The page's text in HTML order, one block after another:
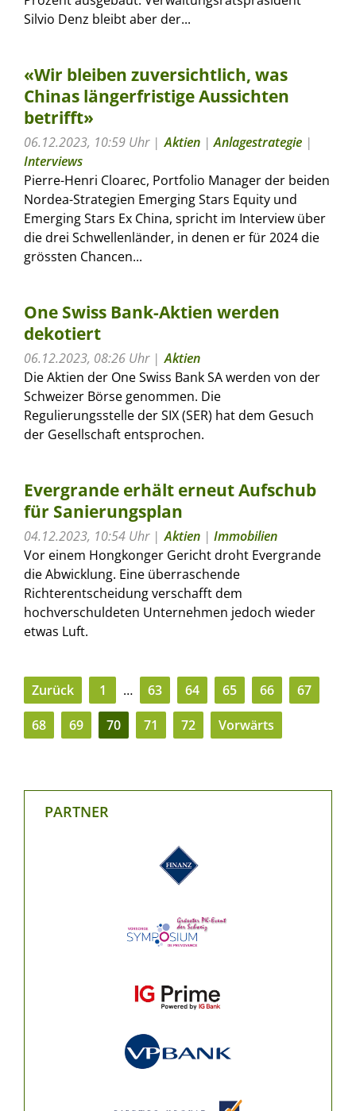
Silvio Denz bleibt aber der...
«Wir bleiben zuversichtlich, was
Chinas längerfristige Aussichten
betrifft»
06.12.2023, 10:59 Uhr Aktien |Anlagestrategie |
Interviews
Pierre-Henri Cloarec, Portfolio Manager der beiden
Nordea-Strategien Emerging Stars Equity und
Emerging Stars Ex China, spricht im Interview über
die drei Schwellenländer, in denen er für 2024 die
grössten Chancen...
One Swiss Bank-Aktien werden
dekotiert
06.12.2023, 08:26 Uhr
Aktien
Die Aktien der One Swiss Bank SA werden von der
Schweizer Börse genommen. Die
Regulierungsstelle der SIX (SER) hat dem Gesuch
der Gesellschaft entsprochen.
Evergrande erhält erneut Aufschub
für Sanierungsplan
04.12.2023, 10:54 Uhr Aktien | Immobilien
Vor einem Hongkonger Gericht droht Evergrande
die Abwicklung. Eine überraschende
Richterentscheidung verschafft dem
hochverschuldeten Unternehmen jedoch wieder
etwas Luft.
Zurück 1 … 63 64 65 66
67
68
69 70 71 72 Vorwärts
PARTNER